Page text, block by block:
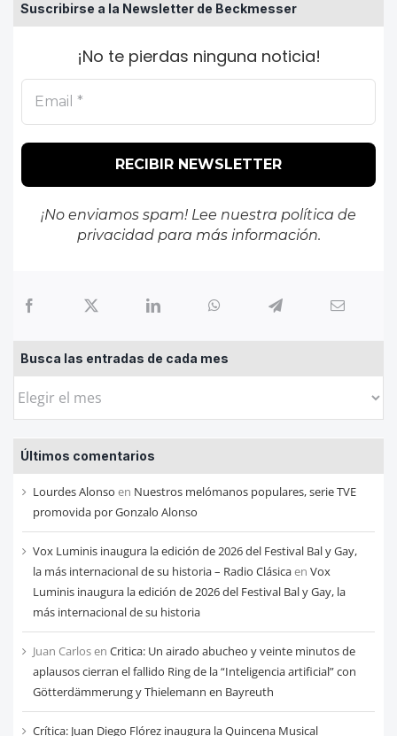
Suscribirse a la Newsletter de Beckmesser
¡No te pierdas ninguna noticia!
¡No enviamos spam! Lee nuestra política de
privacidadpara más información.
Busca las entradas de cada mes
Busca
entradas
de
cada
mes
Últimos comentarios
Lourdes Alonso en Nuestros melómanos populares, serie TVE
promovida por Gonzalo Alonso
Vox Luminis inaugura la edición de 2026 del Festival Bal y Gay,
la más internacional de su historia – Radio Clásicaen Vox
Luminis inaugura la edición de 2026 del Festival Bal y Gay, la
más internacional de su historia
Juan Carlosen Critica: Un airado abucheo y veinte minutos de
aplausos cierran el fallido Ring de la “Inteligencia artificial” con
Götterdämmerung y Thielemann en Bayreuth
Crítica: Juan Diego Flórez inaugura la Quincena Musical